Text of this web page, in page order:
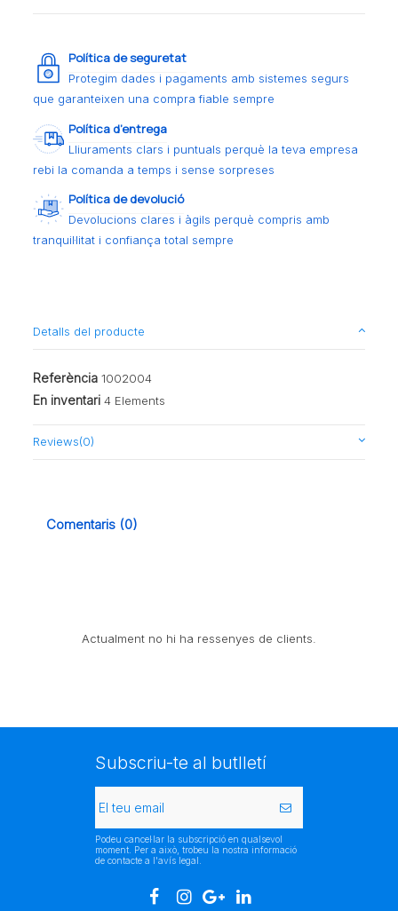
Política de seguretat
Protegim dades i pagaments amb sistemes segurs
que garanteixen una compra fiable sempre
Política d’entrega
Lliuraments clars i puntuals perquè la teva empresa
rebi la comanda a temps i sense sorpreses
Política de devolució
Devolucions clares i àgils perquè compris amb
tranquil·litat i confiança total sempre
Detalls del producte
Referència 1002004
En inventari 4 Elements
Reviews(0)
Comentaris (0)
Actualment no hi ha ressenyes de clients.
Subscriu-te al butlletí
Podeu cancel·lar la subscripció en qualsevol
moment. Per a això, trobeu la nostra informació
de contacte a l'avís legal.